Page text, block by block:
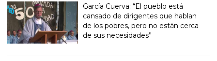
García Cuerva: “El pueblo está
cansado de dirigentes que hablan
de los pobres, pero no están cerca
de sus necesidades”